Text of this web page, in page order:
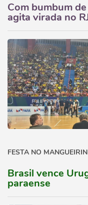
Com bumbum
agita virada no
FESTA NO
Brasil vence
paraense